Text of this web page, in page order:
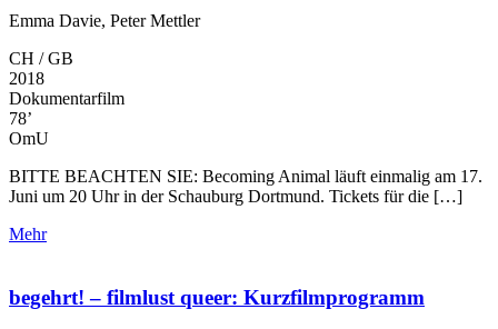
Emma Davie, Peter Mettler
CH / GB
2018
Dokumentarfilm
78’
OmU
BITTE BEACHTEN SIE: Becoming Animal läuft einmalig am 17.
Juni um 20 Uhr in der Schauburg Dortmund. Tickets für die […]
Mehr
begehrt! – filmlust queer: Kurzfilmprogramm